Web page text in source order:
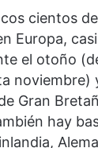
cientos
Europa,
el otoño
noviembre)
Gran
hay